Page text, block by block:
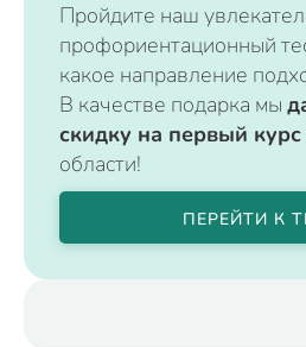
Пройдите наш
профориентационный
какое направление
В качестве подарка мы
скидку на первый курс
области!
ПЕРЕЙТИ К